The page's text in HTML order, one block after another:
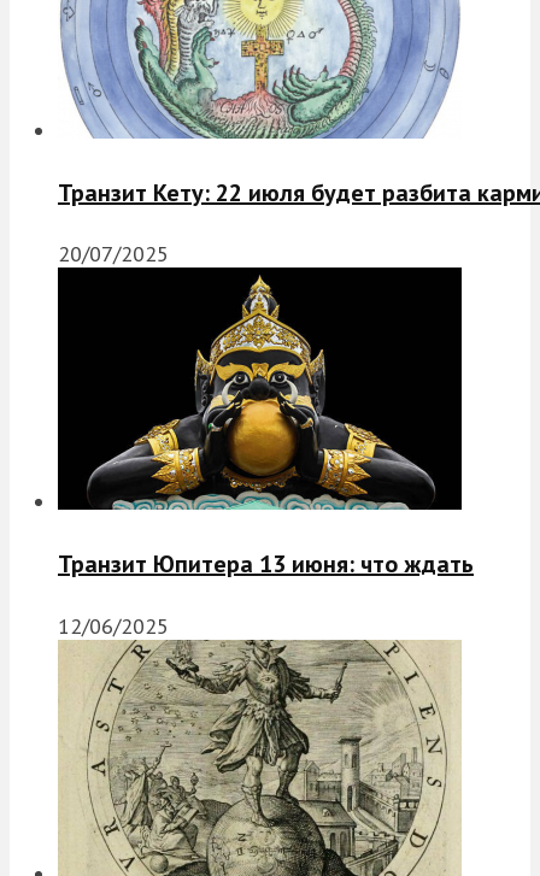
Транзит Кету: 22 июля будет разбита
20/07/2025
Транзит Юпитера 13 июня: что ждать
12/06/2025